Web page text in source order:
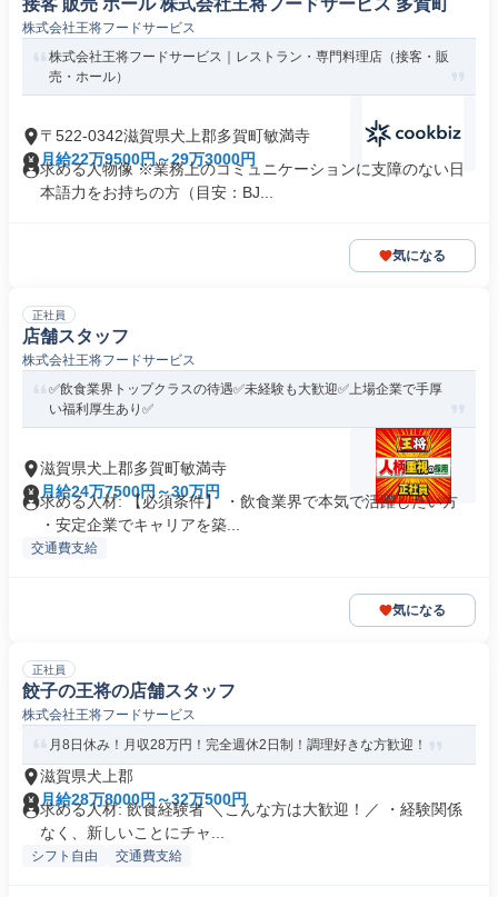
接客 販売 ホール 株式会社王将フードサービス 多賀町
株式会社王将フードサービス
株式会社王将フードサービス｜レストラン・専門料理店（接客・販
売・ホール）
〒522-0342滋賀県犬上郡多賀町敏満寺
月給22万9500円～29万3000円
求める人物像 ※業務上のコミュニケーションに支障のない日
本語力をお持ちの方（目安：BJ...
気になる
正社員
店舗スタッフ
株式会社王将フードサービス
✅飲食業界トップクラスの待遇✅未経験も大歓迎✅上場企業で手厚
い福利厚生あり✅
滋賀県犬上郡多賀町敏満寺
月給24万7500円～30万円
求める人材: 【必須条件】 ・飲食業界で本気で活躍したい方
・安定企業でキャリアを築...
交通費支給
気になる
正社員
餃子の王将の店舗スタッフ
株式会社王将フードサービス
月8日休み！月収28万円！完全週休2日制！調理好きな方歓迎！
滋賀県犬上郡
月給28万8000円～32万500円
求める人材: 飲食経験者 ＼こんな方は大歓迎！／ ・経験関係
なく、新しいことにチャ...
シフト自由 交通費支給